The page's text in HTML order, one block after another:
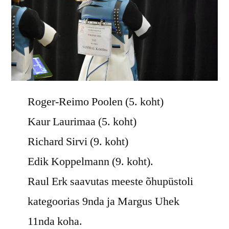
Roger-Reimo Poolen (5. koht)
Kaur Laurimaa (5. koht)
Richard Sirvi (9. koht)
Edik Koppelmann (9. koht).
Raul Erk saavutas meeste õhupüstoli
kategoorias 9nda ja Margus Uhek
11nda koha.